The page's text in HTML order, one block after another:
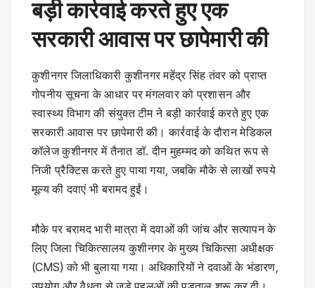
बड़ी कार्रवाई करते हुए एक
सरकारी आवास पर छापेमारी की
कुशीनगर जिलाधिकारी कुशीनगर महेंद्र सिंह तंवर को प्राप्त
गोपनीय सूचना के आधार पर मंगलवार को प्रशासन और
स्वास्थ्य विभाग की संयुक्त टीम ने बड़ी कार्रवाई करते हुए एक
सरकारी आवास पर छापेमारी की। कार्रवाई के दौरान मेडिकल
कॉलेज कुशीनगर में तैनात डॉ. दीन मुहम्मद को कथित रूप से
निजी प्रैक्टिस करते हुए पाया गया, जबकि मौके से लाखों रुपये
मूल्य की दवाएं भी बरामद हुईं।
मौके पर बरामद भारी मात्रा में दवाओं की जांच और सत्यापन के
लिए जिला चिकित्सालय कुशीनगर के मुख्य चिकित्सा अधीक्षक
(CMS) को भी बुलाया गया। अधिकारियों ने दवाओं के भंडारण,